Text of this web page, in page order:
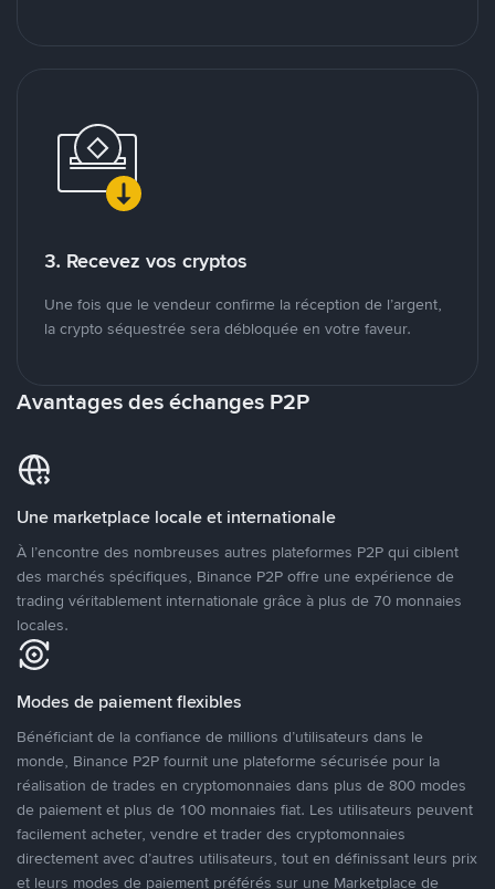
3. Recevez vos cryptos
Une fois que le vendeur confirme la réception de l’argent,
la crypto séquestrée sera débloquée en votre faveur.
Avantages des échanges P2P
Une marketplace locale et internationale
À l’encontre des nombreuses autres plateformes P2P qui ciblent
des marchés spécifiques, Binance P2P offre une expérience de
trading véritablement internationale grâce à plus de 70 monnaies
locales.
Modes de paiement flexibles
Bénéficiant de la confiance de millions d’utilisateurs dans le
monde, Binance P2P fournit une plateforme sécurisée pour la
réalisation de trades en cryptomonnaies dans plus de 800 modes
de paiement et plus de 100 monnaies fiat. Les utilisateurs peuvent
facilement acheter, vendre et trader des cryptomonnaies
directement avec d’autres utilisateurs, tout en définissant leurs prix
et leurs modes de paiement préférés sur une Marketplace de